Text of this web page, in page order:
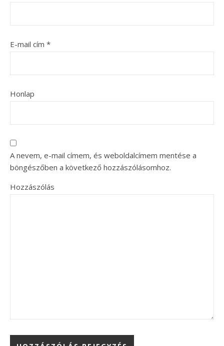
E-mail cím *
Honlap
A nevem, e-mail címem, és weboldalcímem mentése a
böngészőben a következő hozzászólásomhoz.
Hozzászólás